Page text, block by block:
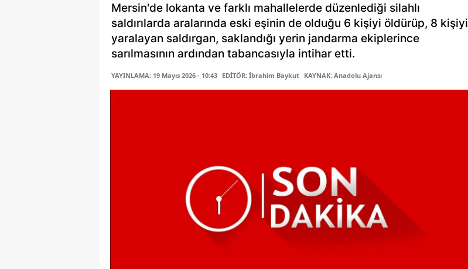
Antalya
Artvin
Bolu
Burdur
Mersin'de lokanta ve farklı mahallelerde düzenlediği silahlı
saldırılarda aralarında eski eşinin de olduğu 6 kişiyi öldürüp, 8 kişiyi
yaralayan saldırgan, saklandığı yerin jandarma ekiplerince
sarılmasının ardından tabancasıyla intihar etti.
YAYINLAMA: 19 Mayıs 2026 - 10:43 EDİTÖR: İbrahim Baykut KAYNAK: Anadolu Ajansı